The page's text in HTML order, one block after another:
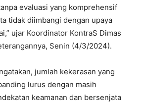
evaluasi yang komprehensif
tidak diimbangi dengan upaya
ujar Koordinator KontraS Dimas
Senin (4/3/2024).
jumlah kekerasan yang
lurus dengan masih
keamanan dan bersenjata